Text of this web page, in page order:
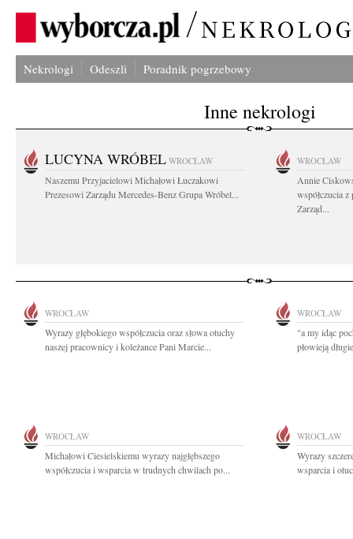
Nekrologi Odeszli Poradnik pogrzebowy
Inne nekrologi
LUCYNA WRÓBEL WROCŁAW
Naszemu Przyjacielowi Michałowi Łuczakowi
Prezesowi Zarządu Mercedes-Benz Grupa Wróbel...
WROCŁAW
Annie
współczucia
Zarząd...
WROCŁAW
Wyrazy głębokiego współczucia oraz słowa otuchy
naszej pracownicy i koleżance Pani Marcie...
WROCŁAW
"a my idąc
płowieją
WROCŁAW
Michałowi Ciesielskiemu wyrazy najgłębszego
współczucia i wsparcia w trudnych chwilach po...
WROCŁAW
Wyrazy
wsparcia i